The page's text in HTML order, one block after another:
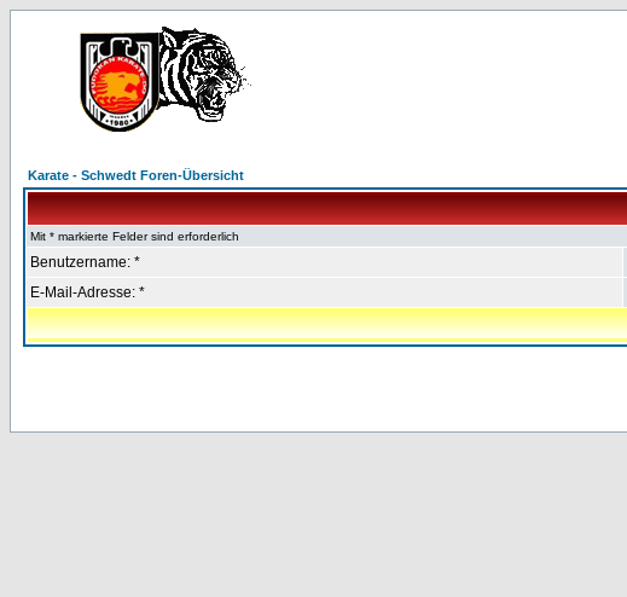
Karate - Schwedt Foren-Übersicht
Mit * markierte Felder sind erforderlich
Benutzername: *
E-Mail-Adresse: *